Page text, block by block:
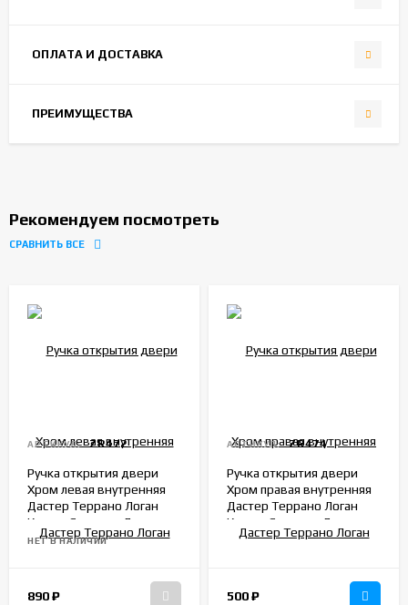
ОПЛАТА И ДОСТАВКА
ПРЕИМУЩЕСТВА
Рекомендуем посмотреть
СРАВНИТЬ ВСЕ
АРТИКУЛ: ZR472
Ручка открытия двери
Хром левая внутренняя
Дастер Террано Логан
Каптур Сандеро Ларгус
Веста Иксрей 8200733848
НЕТ В НАЛИЧИИ
890₽
АРТИКУЛ: ZR474
Ручка открытия двери
Хром правая внутренняя
Дастер Террано Логан
Каптур Сандеро Ларгус
Веста Иксрей 8200733847
500₽